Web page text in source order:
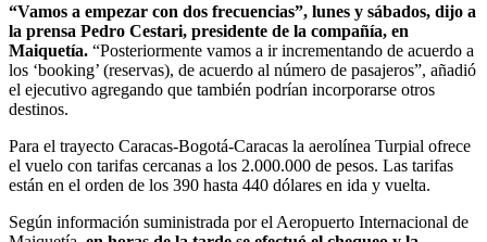
“Vamos a empezar con dos frecuencias”, lunes y sábados, dijo a
la prensa Pedro Cestari, presidente de la compañía, en
Maiquetía. “Posteriormente vamos a ir incrementando de acuerdo a
los ‘booking’ (reservas), de acuerdo al número de pasajeros”, añadió
el ejecutivo agregando que también podrían incorporarse otros
destinos.
Para el trayecto Caracas-Bogotá-Caracas la aerolínea Turpial ofrece
el vuelo con tarifas cercanas a los 2.000.000 de pesos. Las tarifas
están en el orden de los 390 hasta 440 dólares en ida y vuelta.
Según información suministrada por el Aeropuerto Internacional de